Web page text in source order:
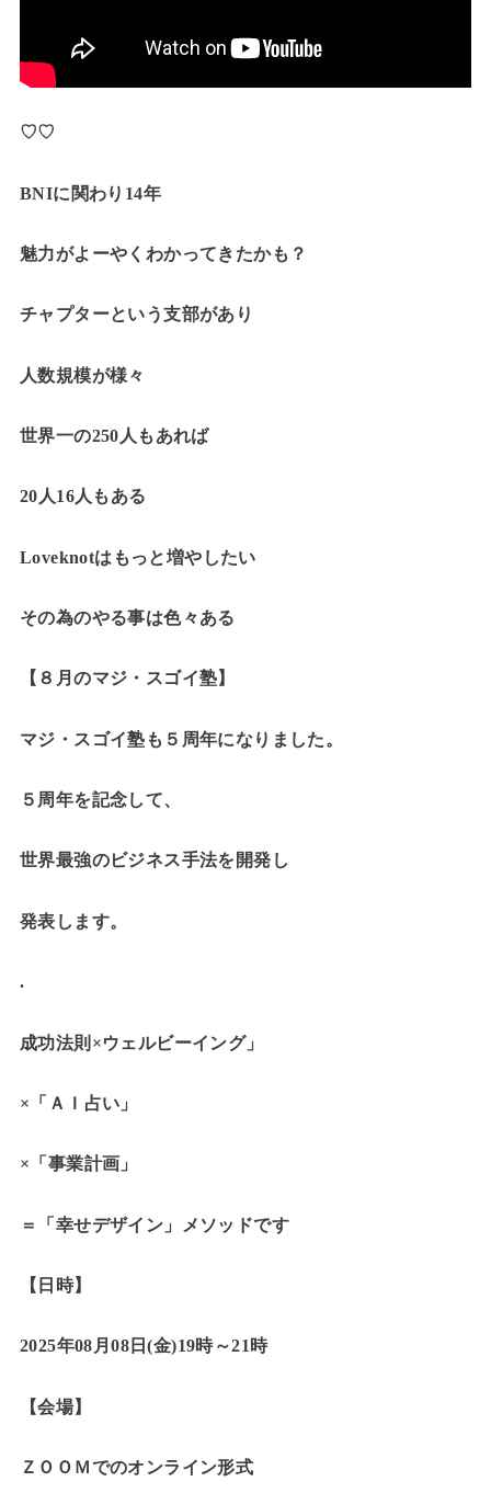
♡♡
BNIに関わり14年
魅力がよーやくわかってきたかも？
チャプターという支部があり
人数規模が様々
世界一の250人もあれば
20人16人もある
Loveknotはもっと増やしたい
その為のやる事は色々ある
【８月のマジ・スゴイ塾】
マジ・スゴイ塾も５周年になりました。
５周年を記念して、
世界最強のビジネス手法を開発し
発表します。
.
成功法則×ウェルビーイング」
×「ＡＩ占い」
×「事業計画」
＝「幸せデザイン」メソッドです
【日時】
2025年08月08日(金)19時～21時
【会場】
ＺＯＯＭでのオンライン形式